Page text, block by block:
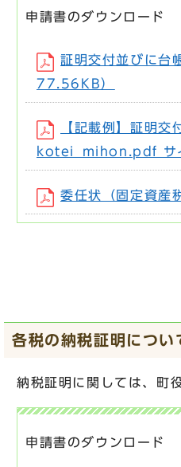
申請書のダウンロード
証明交付並びに台
77.56KB）
【記載例】証明
kotei_mihon.pdf サ
委任状（固定資
各税の納税証明につい
納税証明に関しては、町
申請書のダウンロード